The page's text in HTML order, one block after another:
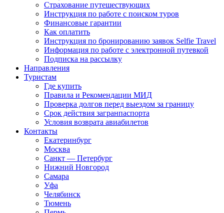
Страхование путешествующих
Инструкция по работе с поиском туров
Финансовые гарантии
Как оплатить
Инструкция по бронированию заявок Selfie Travel
Информация по работе с электронной путевкой
Подписка на рассылку
Направления
Туристам
Где купить
Правила и Рекомендации МИД
Проверка долгов перед выездом за границу
Срок действия загранпаспорта
Условия возврата авиабилетов
Контакты
Екатеринбург
Москва
Санкт — Петербург
Нижний Новгород
Самара
Уфа
Челябинск
Тюмень